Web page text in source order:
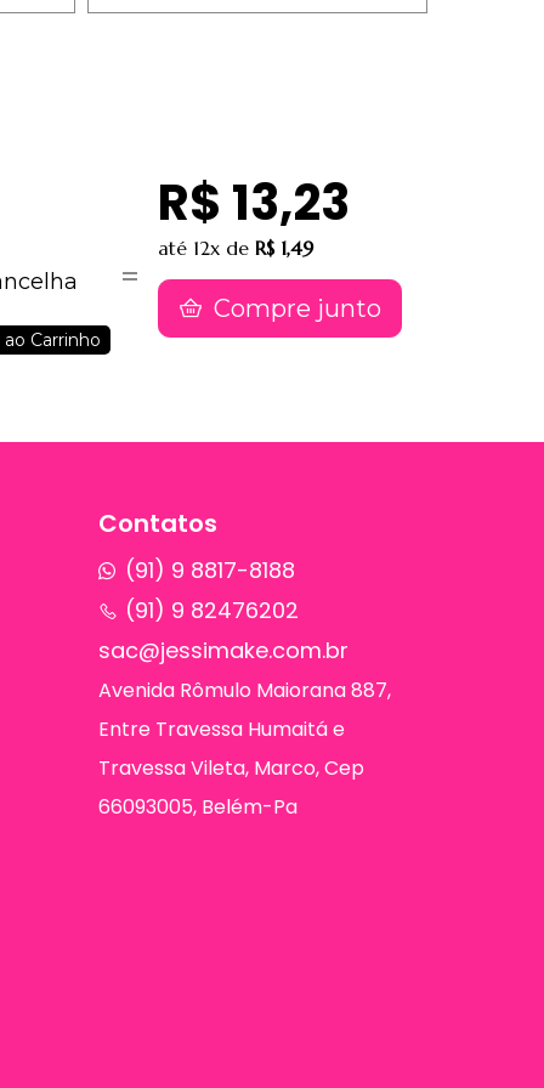
Carrinho
R$ 13,23
até 12x de R$ 1,49
Compre junto
Contatos
(91) 9 8817-8188
(91) 9 82476202
sac@jessimake.com.br
Avenida Rômulo Maiorana 887,
Entre Travessa Humaitá e
Travessa Vileta, Marco, Cep
66093005, Belém-Pa